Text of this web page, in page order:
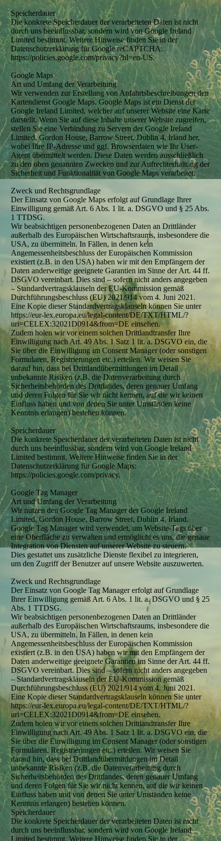
Speicherdauer
Die konkrete Speicherdauer der verarbeiteten Daten ist nicht
durch uns beeinflussbar, sondern wird von Google Ireland
Limited bestimmt. Weitere Hinweise finden Sie in der
Datenschutzerklärung für Google reCAPTCHA:
https://policies.google.com/privacy?hl=en-US.
Google Maps
Art und Umfang der Verarbeitung
Wir verwenden zur Erstellung von Anfahrtsbeschreibungen den
Kartendienst Google Maps. Google Maps ist ein Dienst der
Google Ireland Limited, welcher auf unserer Website eine Karte
darstellt. Wenn Sie auf diese Inhalte unserer Website zugreifen,
stellen Sie eine Verbindung zu Servern der Google Ireland
Limited, Gordon House, Barrow Street, Dublin 4, Irland her,
wobei Ihre IP-Adresse und ggf. Browserdaten wie Ihr User-
Agent übermittelt werden. Diese Daten werden ausschließlich
zu den oben genannten Zwecken und zur Aufrechterhaltung der
Sicherheit und Funktionalität von Google Maps verarbeitet.
Zweck und Rechtsgrundlage
Der Einsatz von Google Maps erfolgt auf Grundlage Ihrer
Einwilligung gemäß Art. 6 Abs. 1 lit. a. DSGVO und § 25 Abs.
1 TTDSG.
Wir beabsichtigen personenbezogenen Daten an Drittländer
außerhalb des Europäischen Wirtschaftsraums, insbesondere die
USA, zu übermitteln. In Fällen, in denen kein
Angemessenheitsbeschluss der Europäischen Kommission
existiert (z.B. in den USA) haben wir mit den Empfängern der
Daten anderweitige geeignete Garantien im Sinne der Art. 44 ff.
DSGVO vereinbart. Dies sind – sofern nicht anders angegeben
– Standardvertragsklauseln der EU-Kommission gemäß
Durchführungsbeschluss (EU) 2021/914 vom 4. Juni 2021.
Eine Kopie dieser Standardvertragsklauseln können Sie unter
https://eur-lex.europa.eu/legal-content/DE/TXT/HTML/?
uri=CELEX:32021D0914&from=DE einsehen.
Zudem holen wir vor einem solchen Drittlandtransfer Ihre
Einwilligung nach Art. 49 Abs. 1 Satz 1 lit. a. DSGVO ein, die
Sie über die Einwilligung im Consent Manager (oder sonstigen
Formularen, Registrierungen etc.) erteilen. Wir weisen Sie
darauf hin, dass bei Drittlandübermittlungen im Detail
unbekannte Risiken (z.B. die Datenverarbeitung durch
Sicherheitsbehörden des Drittlandes, deren genauer Umfang
und deren Folgen für Sie wir nicht kennen, auf die wir keinen
Einfluss haben und von denen Sie unter Umständen keine
Kenntnis erlangen) bestehen können.
Speicherdauer
Die konkrete Speicherdauer der verarbeiteten Daten ist nicht
durch uns beeinflussbar, sondern wird von Google Ireland
Limited bestimmt. Weitere Hinweise finden Sie in der
Datenschutzerklärung für Google Maps:
https://policies.google.com/privacy.
Google Tag Manager
Art und Umfang der Verarbeitung
Wir nutzen den Google Tag Manager der Google Ireland
Limited, Gordon House, Barrow Street, Dublin 4, Irland.
Google Tag Manager wird verwendet, um Website-Tags über
eine Oberfläche zu verwalten und ermöglicht es uns, die genaue
Integration von Diensten auf unserer Website zu steuern.
Dies gestattet uns zusätzliche Dienste flexibel zu integrieren,
um den Zugriff der Benutzer auf unsere Website auszuwerten.
Zweck und Rechtsgrundlage
Der Einsatz von Google Tag Manager erfolgt auf Grundlage
Ihrer Einwilligung gemäß Art. 6 Abs. 1 lit. a. DSGVO und § 25
Abs. 1 TTDSG.
Wir beabsichtigen personenbezogenen Daten an Drittländer
außerhalb des Europäischen Wirtschaftsraums, insbesondere die
USA, zu übermitteln. In Fällen, in denen kein
Angemessenheitsbeschluss der Europäischen Kommission
existiert (z.B. in den USA) haben wir mit den Empfängern der
Daten anderweitige geeignete Garantien im Sinne der Art. 44 ff.
DSGVO vereinbart. Dies sind – sofern nicht anders angegeben
– Standardvertragsklauseln der EU-Kommission gemäß
Durchführungsbeschluss (EU) 2021/914 vom 4. Juni 2021.
Eine Kopie dieser Standardvertragsklauseln können Sie unter
https://eur-lex.europa.eu/legal-content/DE/TXT/HTML/?
uri=CELEX:32021D0914&from=DE einsehen.
Zudem holen wir vor einem solchen Drittlandtransfer Ihre
Einwilligung nach Art. 49 Abs. 1 Satz 1 lit. a. DSGVO ein, die
Sie über die Einwilligung im Consent Manager (oder sonstigen
Formularen, Registrierungen etc.) erteilen. Wir weisen Sie
darauf hin, dass bei Drittlandübermittlungen im Detail
unbekannte Risiken (z.B. die Datenverarbeitung durch
Sicherheitsbehörden des Drittlandes, deren genauer Umfang
und deren Folgen für Sie wir nicht kennen, auf die wir keinen
Einfluss haben und von denen Sie unter Umständen keine
Kenntnis erlangen) bestehen können.
Speicherdauer
Die konkrete Speicherdauer der verarbeiteten Daten ist nicht
durch uns beeinflussbar, sondern wird von Google Ireland
Limited bestimmt. Weitere Hinweise finden Sie in der